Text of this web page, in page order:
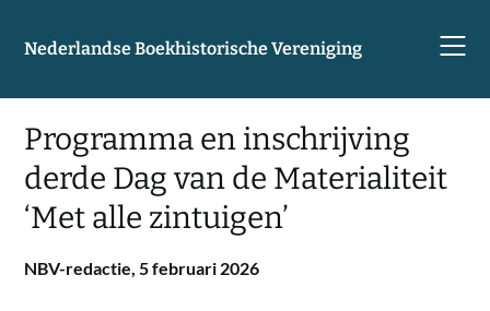
Nederlandse Boekhistorische Vereniging
Programma en inschrijving
derde Dag van de Materialiteit
‘Met alle zintuigen’
NBV-redactie,5 februari 2026